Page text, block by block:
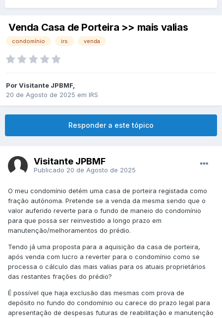
Venda Casa de Porteira >> mais valias
condomínio irs venda
PorVisitante JPBMF,
20 de Agosto de 2025 em IRS
Responder a este tópico
Visitante JPBMF
Publicado 20 de Agosto de 2025
O meu condomínio detém uma casa de porteira registada como
fração autónoma. Pretende se a venda da mesma sendo que o
valor auferido reverte para o fundo de maneio do condomínio
para que possa ser reinvestido a longo prazo em
manutenção/melhoramentos do prédio.
Tendo já uma proposta para a aquisição da casa de porteira,
após venda com lucro a reverter para o condomínio como se
processa o cálculo das mais valias para os atuais proprietários
das restantes frações do prédio?
É possível que haja exclusão das mesmas com prova de
depósito no fundo do condomínio ou carece do prazo legal para
apresentação de despesas futuras de reabilitação e manutenção